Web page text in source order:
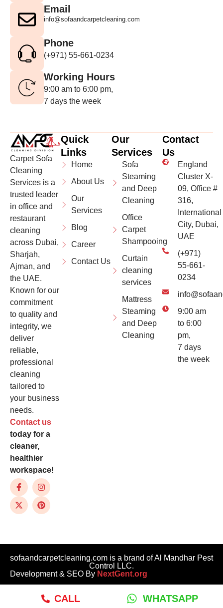
Email
info@sofaandcarpetcleaning.com
Phone
(+971) 55-661-0234
Working Hours
9:00 am to 6:00 pm,
7 days the week
Carpet Sofa
Cleaning
Services is a
trusted leader
in office and
restaurant
cleaning
across Dubai,
Sharjah,
Ajman, and
the UAE.
Known for our
commitment
to quality and
integrity, we
deliver
reliable,
professional
cleaning
tailored to
your business
needs.
Contact us
today for a
cleaner,
healthier
workspace!
Quick
Links
Home
About Us
Our
Services
Blog
Career
Contact Us
Our
Services
Sofa
Steaming
and Deep
Cleaning
Office
Carpet
Shampooing
Curtain
cleaning
services
Mattress
Steaming
and Deep
Cleaning
Contact
Us
England
Cluster X-
09, Office #
316,
International
City, Dubai,
UAE
(+971)
55-661-
0234
9:00 am
to 6:00
pm,
7 days
the week
sofaandcarpetcleaning.com is a brand of Al Mandhar Pest
Control LLC.
Development & SEO By NextGent.org
CALL WHATSAPP